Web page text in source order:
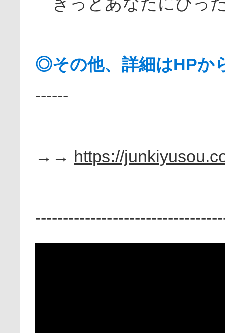
◎その他、詳細はHPか
------
→→ https://